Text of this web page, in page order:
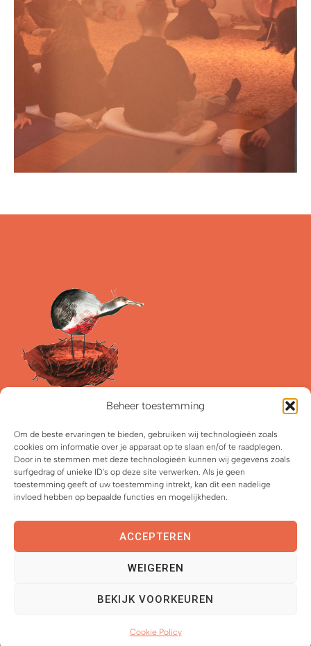
Beheer toestemming
Om de beste ervaringen te bieden, gebruiken wij technologieën zoals
cookies om informatie over je apparaat op te slaan en/of te raadplegen.
Door in te stemmen met deze technologieën kunnen wij gegevens zoals
surfgedrag of unieke ID's op deze site verwerken. Als je geen
toestemming geeft of uw toestemming intrekt, kan dit een nadelige
invloed hebben op bepaalde functies en mogelijkheden.
ACCEPTEREN
WEIGEREN
BEKIJK VOORKEUREN
Cookie Policy
Klankennest is een collectief dat jonge kinderen en
beeldende kunst te ontdekken en ermee te
experimenteren.
2021-2026 Klankennest vzw
Privacyverklaring
Algemene voorwaarden